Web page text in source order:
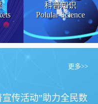
科普知识
Polular Science
更多>>
传活动”助力全民数